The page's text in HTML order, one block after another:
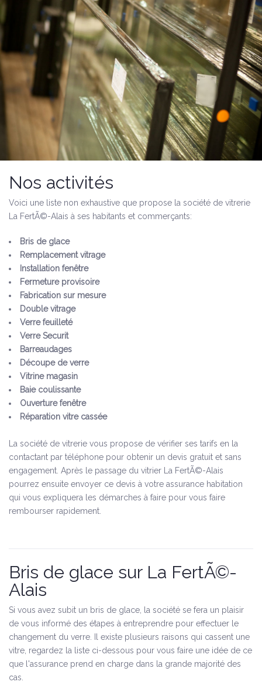
Nos activités
Voici une liste non exhaustive que propose la société de vitrerie
La FertÃ©-Alais à ses habitants et commerçants:
Bris de glace
Remplacement vitrage
Installation fenêtre
Fermeture provisoire
Fabrication sur mesure
Double vitrage
Verre feuilleté
Verre Securit
Barreaudages
Découpe de verre
Vitrine magasin
Baie coulissante
Ouverture fenêtre
Réparation vitre cassée
La société de vitrerie vous propose de vérifier ses tarifs en la
contactant par téléphone pour obtenir un devis gratuit et sans
engagement. Après le passage du vitrier La FertÃ©-Alais
pourrez ensuite envoyer ce devis à votre assurance habitation
qui vous expliquera les démarches à faire pour vous faire
rembourser rapidement.
Bris de glace sur La FertÃ©-
Alais
Si vous avez subit un bris de glace, la société se fera un plaisir
de vous informé des étapes à entreprendre pour effectuer le
changement du verre. Il existe plusieurs raisons qui cassent une
vitre, regardez la liste ci-dessous pour vous faire une idée de ce
que l'assurance prend en charge dans la grande majorité des
cas.